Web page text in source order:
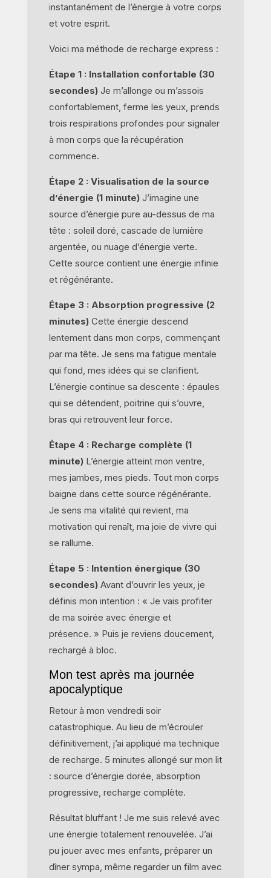
instantanément de l’énergie à votre corps
et votre esprit.
Voici ma méthode de recharge express :
Étape 1 : Installation confortable (30
secondes)Je m’allonge ou m’assois
confortablement, ferme les yeux, prends
trois respirations profondes pour signaler
à mon corps que la récupération
commence.
Étape 2 : Visualisation de la source
d’énergie (1 minute)J’imagine une
source d’énergie pure au-dessus de ma
tête : soleil doré, cascade de lumière
argentée, ou nuage d’énergie verte.
Cette source contient une énergie infinie
et régénérante.
Étape 3 : Absorption progressive (2
minutes)Cette énergie descend
lentement dans mon corps, commençant
par ma tête. Je sens ma fatigue mentale
qui fond, mes idées qui se clarifient.
L’énergie continue sa descente : épaules
qui se détendent, poitrine qui s’ouvre,
bras qui retrouvent leur force.
Étape 4 : Recharge complète (1
minute)L’énergie atteint mon ventre,
mes jambes, mes pieds. Tout mon corps
baigne dans cette source régénérante.
Je sens ma vitalité qui revient, ma
motivation qui renaît, ma joie de vivre qui
se rallume.
Étape 5 : Intention énergique (30
secondes)Avant d’ouvrir les yeux, je
définis mon intention : « Je vais profiter
de ma soirée avec énergie et
présence. » Puis je reviens doucement,
rechargé à bloc.
Mon test après ma journée
apocalyptique
Retour à mon vendredi soir
catastrophique. Au lieu de m’écrouler
définitivement, j’ai appliqué ma technique
de recharge. 5 minutes allongé sur mon lit
: source d’énergie dorée, absorption
progressive, recharge complète.
Résultat bluffant ! Je me suis relevé avec
une énergie totalement renouvelée. J’ai
pu jouer avec mes enfants, préparer un
dîner sympa, même regarder un film avec